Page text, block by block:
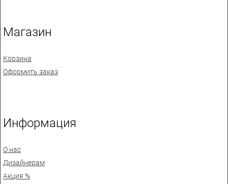
Магазин
Корзина
Оформить заказ
Информация
О нас
Дизайнерам
Акция %